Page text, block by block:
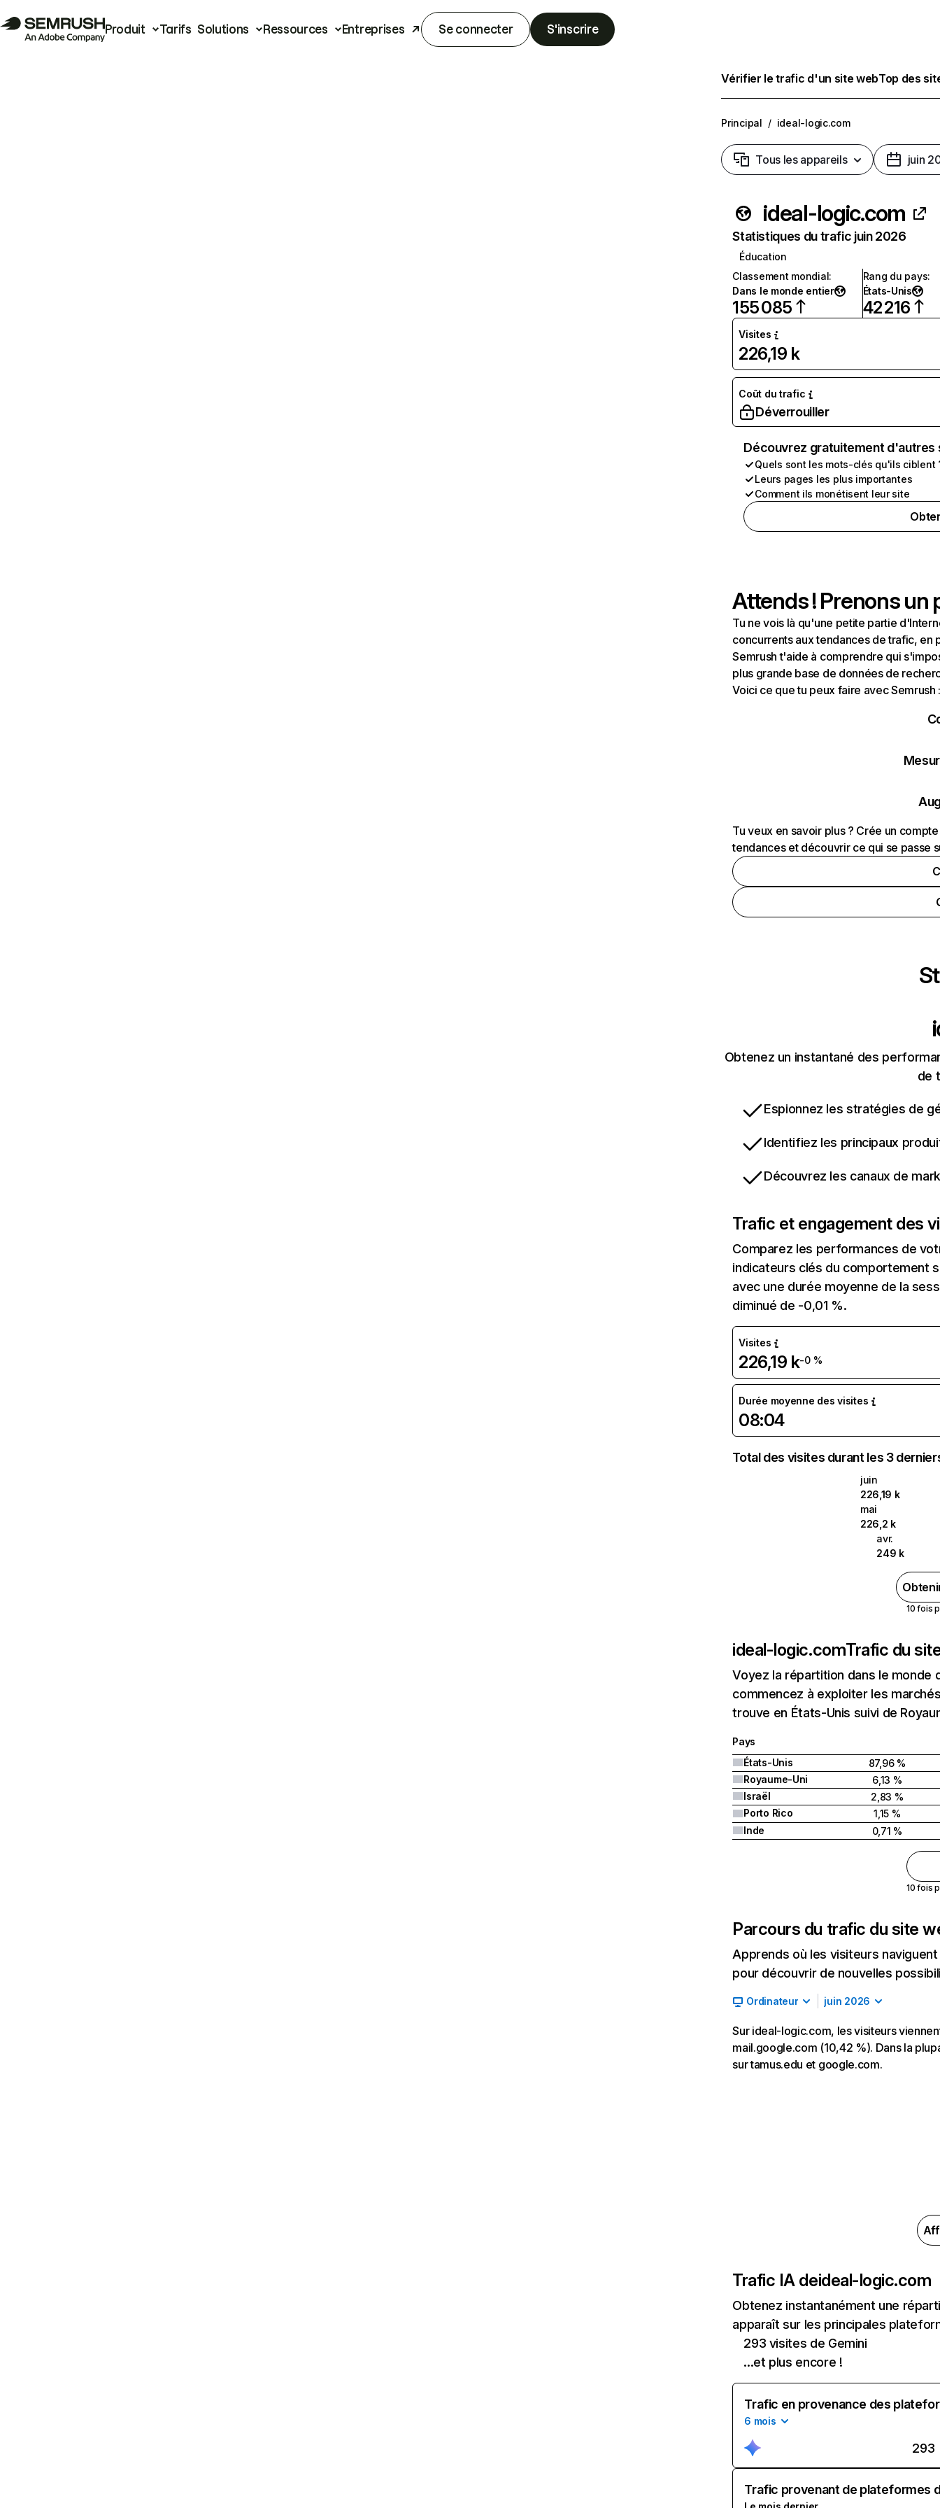
Produit Tarifs Solutions Ressources Entreprises Se connecter S'inscrire
Vérifier le trafic d'un site webTop des
Principal / ideal-logic.com
Tous les appareils juin
ideal-logic.com
Statistiques du trafic juin 2026
Éducation
Classement mondial:
Dans le monde entier
155 085
Rang du pays:
États-Unis
42 216
Visites
226,19 k
Coût du trafic
Déverrouiller
Découvrez gratuitement
Quels sont les mots-clés qu'ils ciblent
Leurs pages les plus importantes
Comment ils monétisent leur site
Attends ! Prenons un
Tu ne vois là qu'une petite partie
concurrents aux tendances de trafic, en
Semrush t'aide à comprendre qui
plus grande base de données de
Voici ce que tu peux faire avec Semrush
Tu veux en savoir plus ? Crée un
tendances et découvrir ce qui se passe
Obtenez un instantané des
de
Espionnez les stratégies de
Identifiez les principaux
Découvrez les canaux de
Trafic et engagement des
Comparez les performances de
indicateurs clés du comportement
avec une durée moyenne de la
diminué de -0,01 %.
Visites
226,19 k-0 %
Durée moyenne des visites
08:04
Total des visites durant les 3
juin
226,19 k
mai
226,2 k
avr.
249 k
10 fois
ideal-logic.comTrafic du
Voyez la répartition dans le
commencez à exploiter les
trouve en États-Unis suivi de
Pays
États-Unis
87,96 %
Royaume-Uni
6,13 %
Israël
2,83 %
Porto Rico
1,15 %
Inde
0,71 %
10 fois
Parcours du trafic du site
Apprends où les visiteurs
pour découvrir de nouvelles
Ordinateur juin 2026
Sur ideal-logic.com, les visiteurs
mail.google.com (10,42 %). Dans la
sur tamus.edu et google.com.
Trafic IA deideal-logic.com
Obtenez instantanément une
apparaît sur les principales
293 visites de Gemini
...et plus encore !
Trafic en provenance des
6 mois
293
Trafic provenant de plateformes